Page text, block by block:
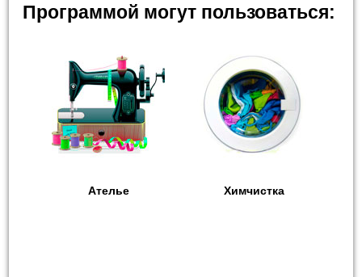
Программой могут пользоваться:
Ателье Химчистка